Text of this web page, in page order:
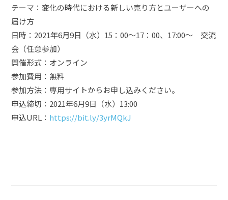
テーマ：変化の時代における新しい売り方とユーザーへの
届け方
日時：2021年6月9日（水）15：00～17：00、 17:00〜 交流
会（任意参加）
開催形式：オンライン
参加費用：無料
参加方法：専用サイトからお申し込みください。
申込締切：2021年6月9日（水）13:00
申込URL： https://bit.ly/3yrMQkJ